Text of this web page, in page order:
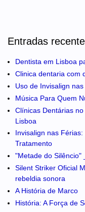
Entradas
Dentista em Lisboa
Clinica dentaria com
Uso de Invisalign
Música Para Quem
Clínicas Dentárias
Lisboa
Invisalign nas
Tratamento
"Metade do Silêncio"
Silent Striker Oficial
rebeldia sonora
A História de Marco
História: A Força de